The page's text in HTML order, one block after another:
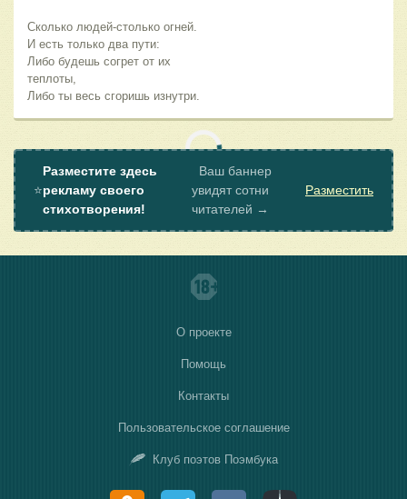
Сколько людей-столько огней.
И есть только два пути:
Либо будешь согрет от их
теплоты,
Либо ты весь сгоришь изнутри.
⭐
Разместите здесь
рекламу своего
стихотворения!
Ваш баннер
увидят сотни
читателей →
Разместить
О проекте
Помощь
Контакты
Пользовательское соглашение
Клуб поэтов Поэмбука